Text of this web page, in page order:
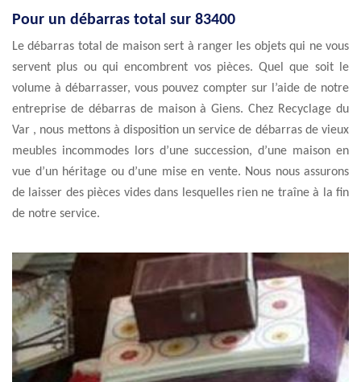
Pour un débarras total sur 83400
Le débarras total de maison sert à ranger les objets qui ne vous
servent plus ou qui encombrent vos pièces. Quel que soit le
volume à débarrasser, vous pouvez compter sur l’aide de notre
entreprise de débarras de maison à Giens. Chez Recyclage du
Var , nous mettons à disposition un service de débarras de vieux
meubles incommodes lors d’une succession, d’une maison en
vue d’un héritage ou d’une mise en vente. Nous nous assurons
de laisser des pièces vides dans lesquelles rien ne traîne à la fin
de notre service.